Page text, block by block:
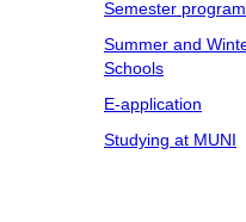
Semester
Summer and
Schools
E-application
Studying at MUNI